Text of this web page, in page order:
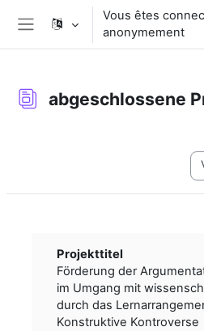
Passer au contenu principal
Panneau latéral
Vous êtes
anonymement
abgeschlossene
Projekttitel
Förderung der
im Umgang mit
durch das
Konstruktive Kontroverse